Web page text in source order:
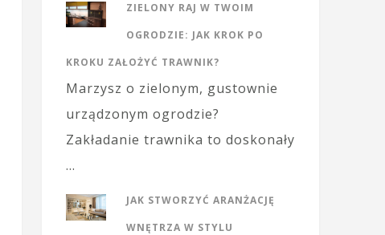
ZIELONY RAJ W TWOIM
OGRODZIE: JAK KROK PO
KROKU ZAŁOŻYĆ TRAWNIK?
Marzysz o zielonym, gustownie
urządzonym ogrodzie?
Zakładanie trawnika to doskonały
…
JAK STWORZYĆ ARANŻACJĘ
WNĘTRZA W STYLU